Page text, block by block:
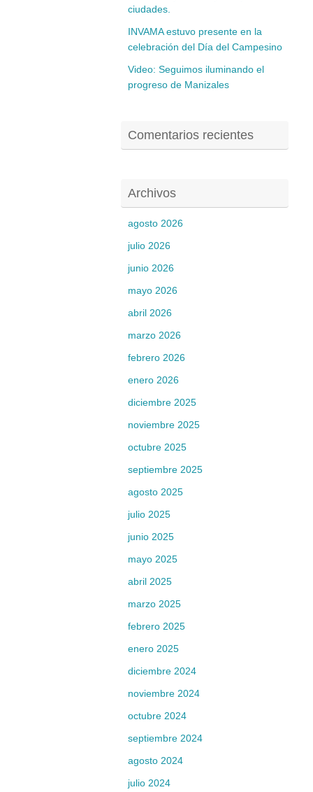
ciudades.
INVAMA estuvo presente en la
celebración del Día del Campesino
Video: Seguimos iluminando el
progreso de Manizales
Comentarios recientes
Archivos
agosto 2026
julio 2026
junio 2026
mayo 2026
abril 2026
marzo 2026
febrero 2026
enero 2026
diciembre 2025
noviembre 2025
octubre 2025
septiembre 2025
agosto 2025
julio 2025
junio 2025
mayo 2025
abril 2025
marzo 2025
febrero 2025
enero 2025
diciembre 2024
noviembre 2024
octubre 2024
septiembre 2024
agosto 2024
julio 2024